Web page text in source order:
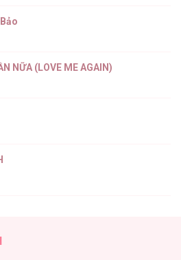
NỮA (LOVE ME AGAIN)